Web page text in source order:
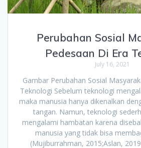
Perubahan Sosial
Pedesaan Di Era
July 16, 2021
Gambar Perubahan Sosial
Teknologi Sebelum teknologi
maka manusia hanya dikenalkan
tangan. Namun, teknologi
mengalami hambatan karena
manusia yang tidak bisa
(Mujiburrahman, 2015;Aslan,